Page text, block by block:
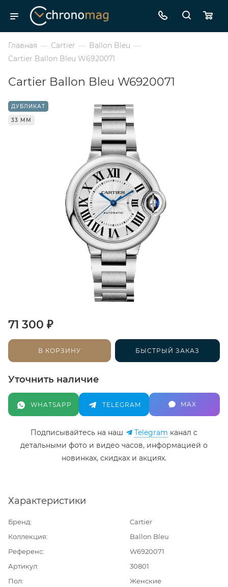
Главная — Cartier — Ballon Bleu —
Cartier Ballon Bleu W6920071
Cartier Ballon Bleu W6920071
ДУБЛИКАТ
33 ММ
71 300 ₽
В КОРЗИНУ БЫСТРЫЙ ЗАКАЗ
Уточнить наличие
WHATSAPP TELEGRAM MAX
Подписывайтесь на наш Telegram канал c
детальными фото и видео часов, информацией о
новинках, скидках и акциях.
Характеристики
Бренд
Cartier
Коллекция
Ballon Bleu
Референс
W6920071
Артикул
30801
Пол
Женские